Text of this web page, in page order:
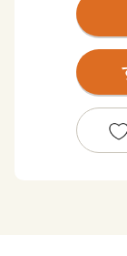
冬地(国の特別
として薩摩藩
出水麓武家屋
定)などを有し